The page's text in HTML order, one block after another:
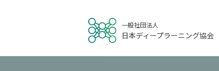
一般社団法人
日本ディープラーニング協会